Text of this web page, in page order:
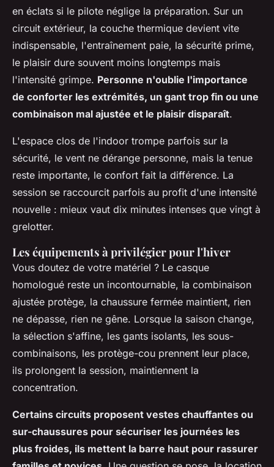
en éclats si le pilote néglige la préparation. Sur un
circuit extérieur, la couche thermique devient vite
indispensable, l'entraînement paie, la sécurité prime,
le plaisir dure souvent moins longtemps mais
l'intensité grimpe. Personne n'oublie l'importance
de conforter les extrémités, un gant trop fin ou une
combinaison mal ajustée et le plaisir disparaît.
L'espace clos de l'indoor trompe parfois sur la
sécurité, le vent ne dérange personne, mais la tenue
reste importante, le confort fait la différence. La
session se raccourcit parfois au profit d'une intensité
nouvelle : mieux vaut dix minutes intenses que vingt à
grelotter.
Les équipements à privilégier pour l'hiver
Vous doutez de votre matériel ? Le casque
homologué reste un incontournable, la combinaison
ajustée protège, la chaussure fermée maintient, rien
ne dépasse, rien ne gêne. Lorsque la saison change,
la sélection s'affine, les gants isolants, les sous-
combinaisons, les protège-cou prennent leur place,
ils prolongent la session, maintiennent la
concentration.
Certains circuits proposent vestes chauffantes ou
sur-chaussures pour sécuriser les journées les
plus froides, ils mettent la barre haut pour rassurer